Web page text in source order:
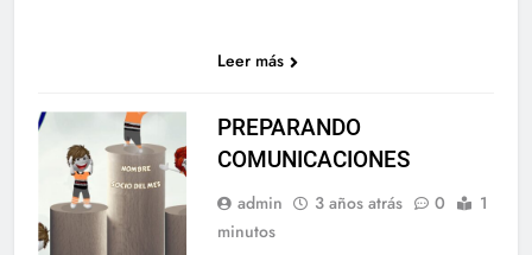
Leer más
PREPARANDO
COMUNICACIONES
admin 3 años atrás 0
1
minutos